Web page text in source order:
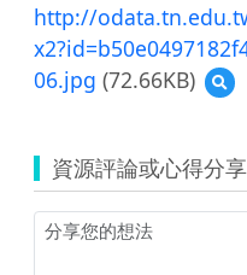
http://
06.jpg (72.66KB)
預
覽
資源評論或心得分享